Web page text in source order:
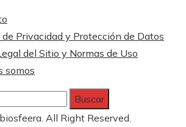
Privacidad y Protección de Datos
del Sitio y Normas de Uso
somos
All Right Reserved.